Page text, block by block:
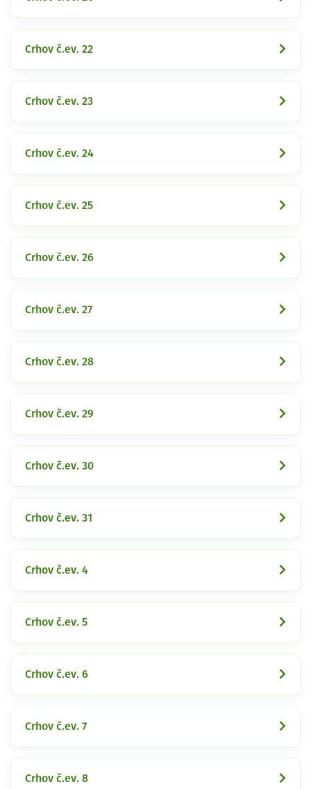
Crhov č.ev. 22
Crhov č.ev. 23
Crhov č.ev. 24
Crhov č.ev. 25
Crhov č.ev. 26
Crhov č.ev. 27
Crhov č.ev. 28
Crhov č.ev. 29
Crhov č.ev. 30
Crhov č.ev. 31
Crhov č.ev. 4
Crhov č.ev. 5
Crhov č.ev. 6
Crhov č.ev. 7
Crhov č.ev. 8